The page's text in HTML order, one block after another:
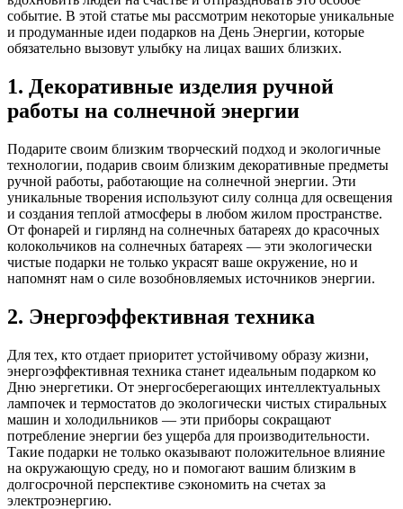
событие. В этой статье мы рассмотрим некоторые уникальные
и продуманные идеи подарков на День Энергии, которые
обязательно вызовут улыбку на лицах ваших близких.
1. Декоративные изделия ручной
работы на солнечной энергии
Подарите своим близким творческий подход и экологичные
технологии, подарив своим близким декоративные предметы
ручной работы, работающие на солнечной энергии. Эти
уникальные творения используют силу солнца для освещения
и создания теплой атмосферы в любом жилом пространстве.
От фонарей и гирлянд на солнечных батареях до красочных
колокольчиков на солнечных батареях — эти экологически
чистые подарки не только украсят ваше окружение, но и
напомнят нам о силе возобновляемых источников энергии.
2. Энергоэффективная техника
Для тех, кто отдает приоритет устойчивому образу жизни,
энергоэффективная техника станет идеальным подарком ко
Дню энергетики. От энергосберегающих интеллектуальных
лампочек и термостатов до экологически чистых стиральных
машин и холодильников — эти приборы сокращают
потребление энергии без ущерба для производительности.
Такие подарки не только оказывают положительное влияние
на окружающую среду, но и помогают вашим близким в
долгосрочной перспективе сэкономить на счетах за
электроэнергию.